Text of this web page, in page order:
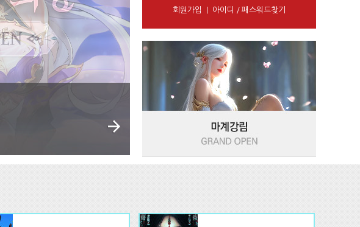
회원가입 아이디 / 패스워드찾기